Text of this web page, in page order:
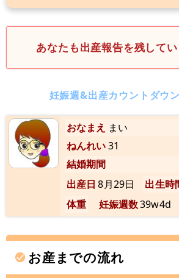
あなたも出産報告を残して
妊娠週&出産カウントダウ
おなまえ まい
ねんれい31
結婚期間
出産日 8月29日 出生時
体重
妊娠週数39w4d
お産までの流れ